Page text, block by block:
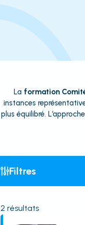
La formation
instances
plus équilibré.
Filtres
2 résultats